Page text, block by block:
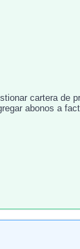
cartera de
abonos a